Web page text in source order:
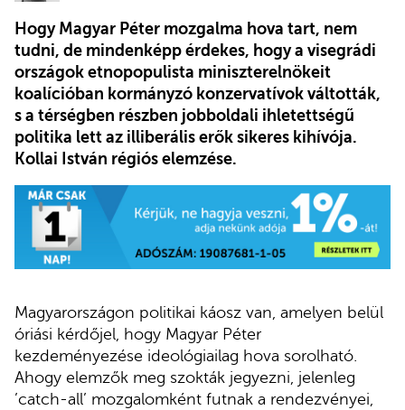
Hogy Magyar Péter mozgalma hova tart, nem
tudni, de mindenképp érdekes, hogy a visegrádi
országok etnopopulista miniszterelnökeit
koalícióban kormányzó konzervatívok váltották,
s a térségben részben jobboldali ihletettségű
politika lett az illiberális erők sikeres kihívója.
Kollai István régiós elemzése.
Magyarországon politikai káosz van, amelyen belül
óriási kérdőjel, hogy Magyar Péter
kezdeményezése ideológiailag hova sorolható.
Ahogy elemzők meg szokták jegyezni, jelenleg
’catch-all’ mozgalomként futnak a rendezvényei,